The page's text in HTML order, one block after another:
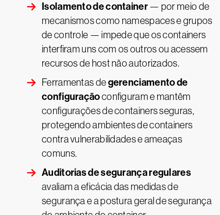
Isolamento de container— por meio de
mecanismos como namespaces e grupos
de controle — impede que os containers
interfiram uns com os outros ou acessem
recursos de host não autorizados.
Ferramentas degerenciamento de
configuraçãoconfiguram e mantêm
configurações de containers seguras,
protegendo ambientes de containers
contra vulnerabilidades e ameaças
comuns.
Auditorias de segurança regulares
avaliam a eficácia das medidas de
segurança e a postura geral de segurança